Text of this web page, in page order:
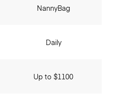
NannyBag
Daily
Up to $1100